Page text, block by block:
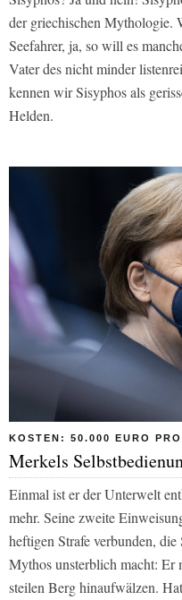
der griechischen Mythologie.
Seefahrer, ja, so will es
Vater des nicht minder
kennen wir Sisyphos als
Helden.
KOSTEN: 50.000 EURO PRO
Merkels
Einmal ist er der Unterwelt
mehr. Seine zweite
heftigen Strafe verbunden,
Mythos unsterblich macht: Er
steilen Berg hinaufwälzen.